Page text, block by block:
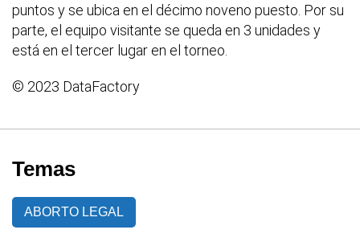
puntos y se ubica en el décimo noveno puesto. Por su
parte, el equipo visitante se queda en 3 unidades y
está en el tercer lugar en el torneo.
© 2023 DataFactory
Temas
ABORTO LEGAL